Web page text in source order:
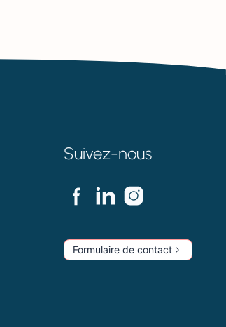
Suivez-nous
Formulaire de contact